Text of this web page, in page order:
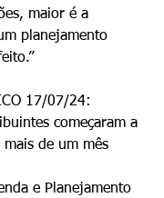
maior é a
planejamento
17/07/24:
começaram a
de um mês
e Planejamento